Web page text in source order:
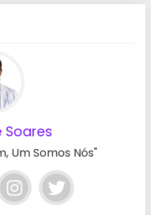
Soares
Um Somos Nós"